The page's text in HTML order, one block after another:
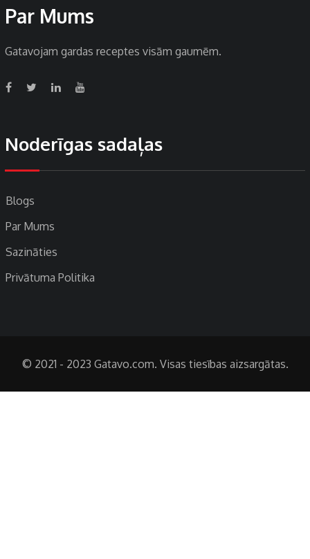
Par Mums
Gatavojam gardas receptes visām gaumēm.
Noderīgas sadaļas
Blogs
Par Mums
Sazināties
Privātuma Politika
© 2021 - 2023 Gatavo.com. Visas tiesības aizsargātas.